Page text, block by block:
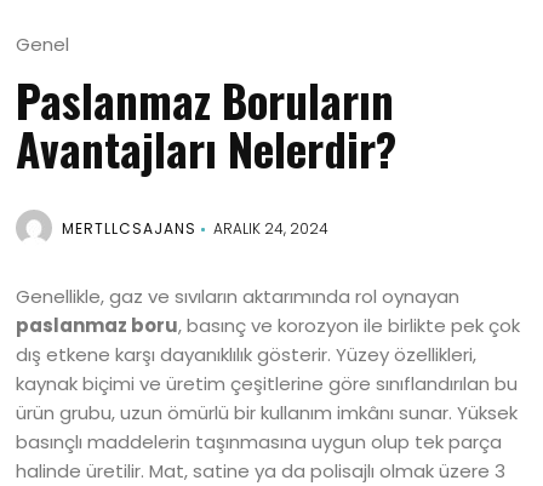
Genel
Paslanmaz Boruların
Avantajları Nelerdir?
MERTLLCSAJANS ARALIK 24, 2024
Genellikle, gaz ve sıvıların aktarımında rol oynayan
paslanmaz boru, basınç ve korozyon ile birlikte pek çok
dış etkene karşı dayanıklılık gösterir. Yüzey özellikleri,
kaynak biçimi ve üretim çeşitlerine göre sınıflandırılan bu
ürün grubu, uzun ömürlü bir kullanım imkânı sunar. Yüksek
basınçlı maddelerin taşınmasına uygun olup tek parça
halinde üretilir. Mat, satine ya da polisajlı olmak üzere 3